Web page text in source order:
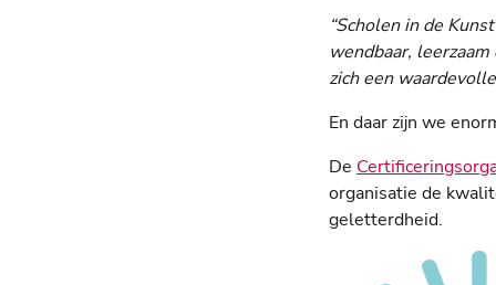
“Scholen in de
wendbaar,
zich een
En daar zijn we
De
organisatie de
geletterdheid.